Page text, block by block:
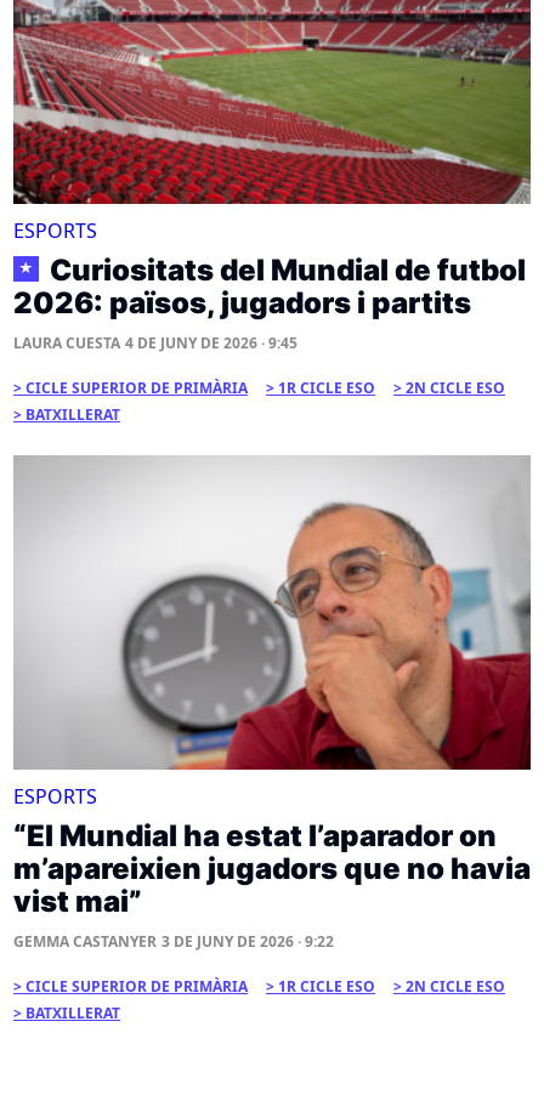
ESPORTS
★
Curiositats del Mundial de futbol
2026: països, jugadors i partits
LAURA CUESTA 4 DE JUNY DE 2026 · 9:45
CICLE SUPERIOR DE PRIMÀRIA 1R CICLE ESO
2N CICLE ESO
BATXILLERAT
ESPORTS
“El Mundial ha estat l’aparador on
m’apareixien jugadors que no havia
vist mai”
GEMMA CASTANYER 3 DE JUNY DE 2026 · 9:22
CICLE SUPERIOR DE PRIMÀRIA 1R CICLE ESO
2N CICLE ESO
BATXILLERAT